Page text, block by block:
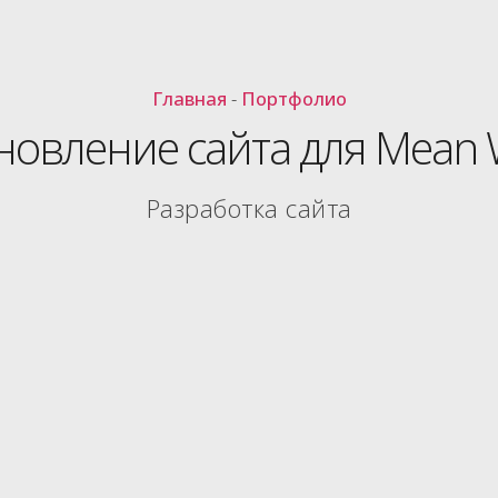
Главная - Портфолио
сайта для Mean
Разработка сайта